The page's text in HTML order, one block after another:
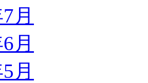
月
月
月